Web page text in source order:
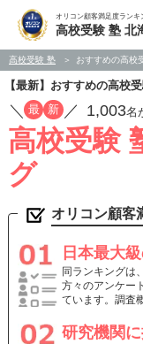
オリコン顧客満足度ランキ
高校受験 塾 北
高校受験 塾 おすすめの高校
【最新】おすすめの高校
／ 最 新 ／ 1,003名
高校受験
グ
オリコン顧客
日本最大
同ランキングは
方々のアンケー
ています。調査
研究機関